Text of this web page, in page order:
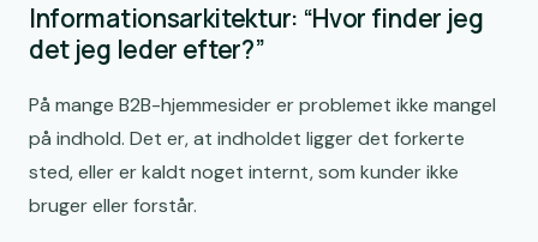
Informationsarkitektur: “Hvor finder jeg
det jeg leder efter?”
På mange B2B-hjemmesider er problemet ikke mangel
på indhold. Det er, at indholdet ligger det forkerte
sted, eller er kaldt noget internt, som kunder ikke
bruger eller forstår.